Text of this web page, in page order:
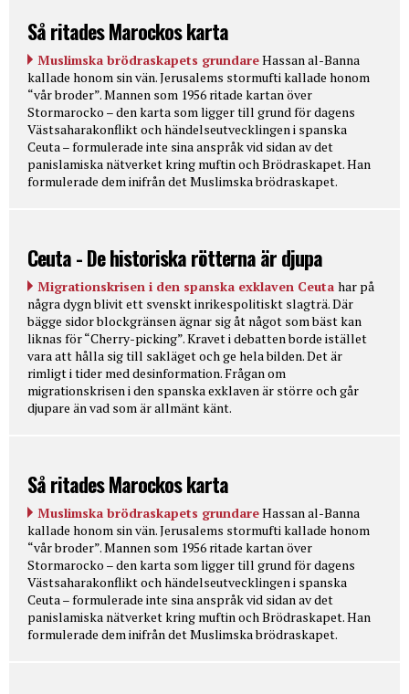
Så ritades Marockos karta
Muslimska brödraskapets grundareHassan al-Banna
kallade honom sin vän. Jerusalems stormufti kallade honom
“vår broder”. Mannen som 1956 ritade kartan över
Stormarocko – den karta som ligger till grund för dagens
Västsaharakonflikt och händelseutvecklingen i spanska
Ceuta – formulerade inte sina anspråk vid sidan av det
panislamiska nätverket kring muftin och Brödraskapet. Han
formulerade dem inifrån det Muslimska brödraskapet.
Ceuta - De historiska rötterna är djupa
Migrationskrisen i den spanska exklaven Ceuta har på
några dygn blivit ett svenskt inrikespolitiskt slagträ. Där
bägge sidor blockgränsen ägnar sig åt något som bäst kan
liknas för “Cherry-picking”. Kravet i debatten borde istället
vara att hålla sig till sakläget och ge hela bilden. Det är
rimligt i tider med desinformation. Frågan om
migrationskrisen i den spanska exklaven är större och går
djupare än vad som är allmänt känt.
Så ritades Marockos karta
Muslimska brödraskapets grundareHassan al-Banna
kallade honom sin vän. Jerusalems stormufti kallade honom
“vår broder”. Mannen som 1956 ritade kartan över
Stormarocko – den karta som ligger till grund för dagens
Västsaharakonflikt och händelseutvecklingen i spanska
Ceuta – formulerade inte sina anspråk vid sidan av det
panislamiska nätverket kring muftin och Brödraskapet. Han
formulerade dem inifrån det Muslimska brödraskapet.